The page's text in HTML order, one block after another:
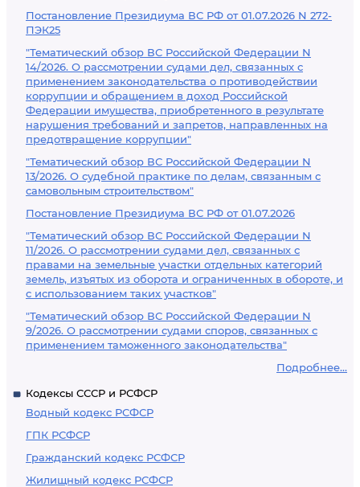
Постановление Президиума ВС РФ от 01.07.2026 N 272-
ПЭК25
"Тематический обзор ВС Российской Федерации N
14/2026. О рассмотрении судами дел, связанных с
применением законодательства о противодействии
коррупции и обращением в доход Российской
Федерации имущества, приобретенного в результате
нарушения требований и запретов, направленных на
предотвращение коррупции"
"Тематический обзор ВС Российской Федерации N
13/2026. О судебной практике по делам, связанным с
самовольным строительством"
Постановление Президиума ВС РФ от 01.07.2026
"Тематический обзор ВС Российской Федерации N
11/2026. О рассмотрении судами дел, связанных с
правами на земельные участки отдельных категорий
земель, изъятых из оборота и ограниченных в обороте, и
с использованием таких участков"
"Тематический обзор ВС Российской Федерации N
9/2026. О рассмотрении судами споров, связанных с
применением таможенного законодательства"
Подробнее...
Кодексы СССР и РСФСР
Водный кодекс РСФСР
ГПК РСФСР
Гражданский кодекс РСФСР
Жилищный кодекс РСФСР